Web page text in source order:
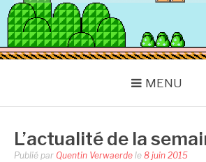
BAND OF
Actu Geek d'hier et d'aujourd'hui
MENU
L’actualité de la
Publié par Quentin Verwaerde le 8 juin 2015